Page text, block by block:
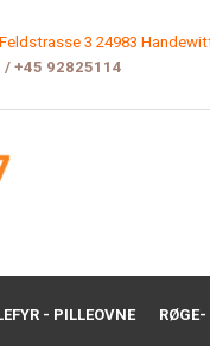
Feldstrasse 3 24983
/ +45 9282511 4
- PILLEOVNE